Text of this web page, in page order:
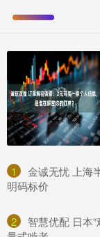
1
金诚无忧 上海
明码标价
2
智慧优配 日本